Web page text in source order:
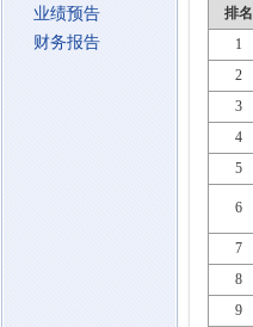
业绩预告
财务报告
排名
1
2
3
4
5
6
7
8
9